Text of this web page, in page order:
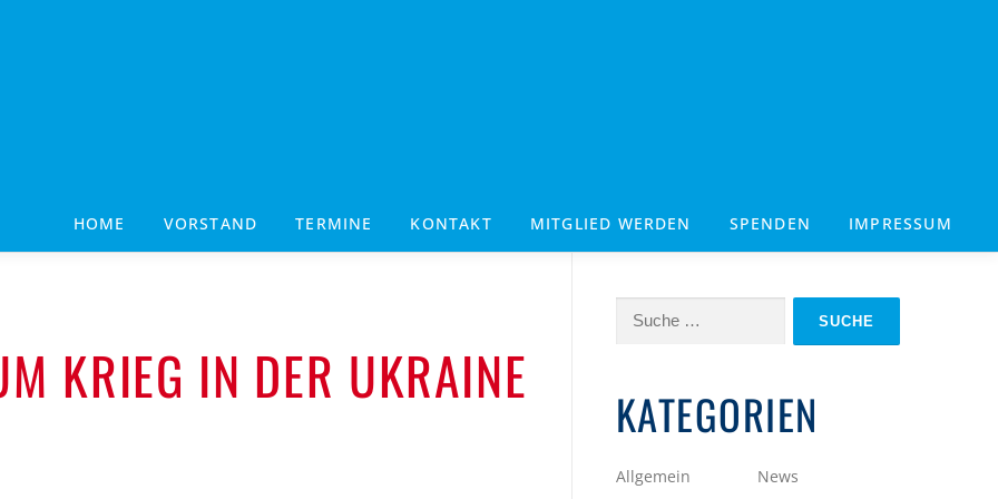
HOME VORSTAND TERMINE KONTAKT MITGLIED WERDEN SPENDEN IMPRESSUM
KRIEG IN DER UKRAINE
Suche
KATEGORIEN
Allgemein
News